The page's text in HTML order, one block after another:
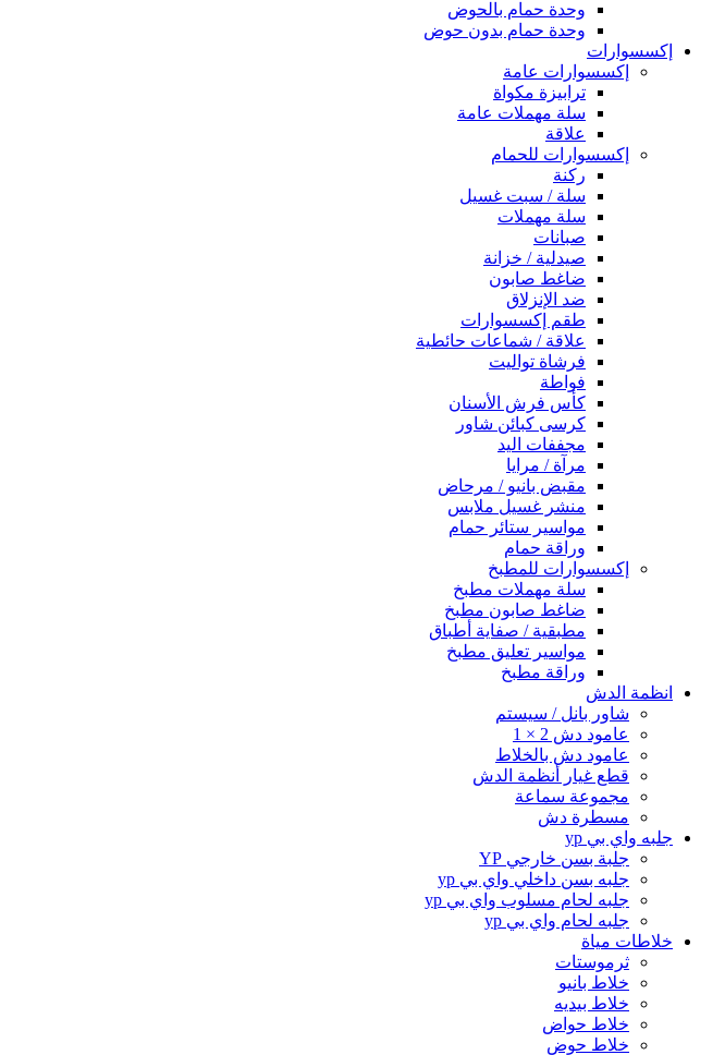
وحدة حمام بالحوض
وحدة حمام بدون حوض
إكسسوارات
إكسسوارات عامة
ترابيزة مكواة
سلة مهملات عامة
علاقة
إكسسوارات للحمام
ركنة
سلة / سبت غسيل
سلة مهملات
صبانات
صيدلية / خزانة
ضاغط صابون
ضد الإنزلاق
طقم إكسسوارات
علاقة / شماعات حائطية
فرشاة تواليت
فواطة
كأس فرش الأسنان
كرسى كبائن شاور
مجففات اليد
مرآة / مرايا
مقبض بانيو / مرحاض
منشر غسيل ملابس
مواسير ستائر حمام
وراقة حمام
إكسسوارات للمطبخ
سلة مهملات مطبخ
ضاغط صابون مطبخ
مطبقية / صفاية أطباق
مواسير تعليق مطبخ
وراقة مطبخ
انظمة الدش
شاور بانل / سيستم
عامود دش 2 × 1
عامود دش بالخلاط
قطع غيار أنظمة الدش
مجموعة سماعة
مسطرة دش
جلبه واي بي yp
جلبة بسن خارجي YP
جلبه بسن داخلي واي بي yp
جلبه لحام مسلوب واي بي yp
جلبه لحام واي بي yp
خلاطات مياة
ثرموستات
خلاط بانيو
خلاط بيديه
خلاط حواض
خلاط حوض